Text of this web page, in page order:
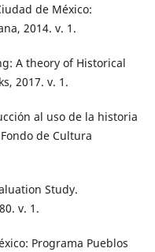
de México:
2014. v. 1.
A theory of Historical
2017. v. 1.
al uso de la historia
de Cultura
Study.
v. 1.
Programa Pueblos